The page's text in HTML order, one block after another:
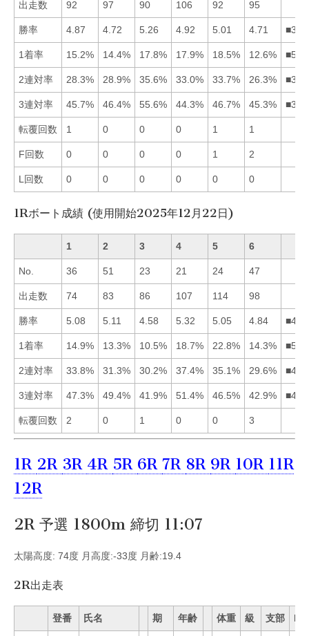
出走数 92 97 90 106 92 95
勝率 4.87 4.72 5.26 4.92 5.01 4.71
1着率 15.2% 14.4% 17.8% 17.9% 18.5% 12.6%
2連対率 28.3% 28.9% 35.6% 33.0% 33.7% 26.3%
3連対率 45.7% 46.4% 55.6% 44.3% 46.7% 45.3%
転覆回数 1 0 0 0 1 1
F回数 0 0 0 0 1 2
L回数 0 0 0 0 0 0
1Rボート成績 (使用開始2025年12月22日)
1 2 3 4 5 6
No. 36 51 23 21 24 47
出走数 74 83 86 107 114 98
勝率 5.08 5.11 4.58 5.32 5.05 4.84
1着率 14.9% 13.3% 10.5% 18.7% 22.8% 14.3%
2連対率 33.8% 31.3% 30.2% 37.4% 35.1% 29.6%
3連対率 47.3% 49.4% 41.9% 51.4% 46.5% 42.9%
転覆回数 2 0 1 0 0 3
1R 2R 3R 4R 5R 6R 7R 8R 9R 10R 11R
12R
2R 予選 1800m 締切 11:07
太陽高度: 74度 月高度:-33度 月齢:19.4
2R出走表
登番 氏名 期 年齢 体重 級 支部 Mo